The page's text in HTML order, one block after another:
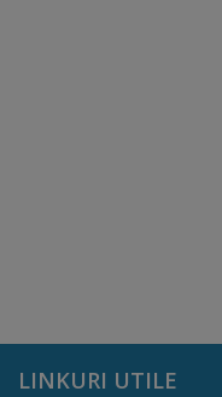
Consiliului
LINKURI UTILE